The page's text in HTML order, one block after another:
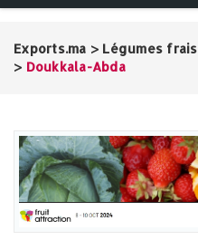
Exports.ma > Légumes frais
> Doukkala-Abda